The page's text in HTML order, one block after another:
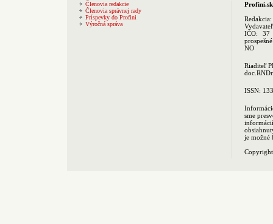
Členovia redakcie
Členovia správnej rady
Príspevky do Profini
Výročná správa
Profini.sk
Redakcia:
IČO: 37
NO
Riaditeľ
ISSN:
sme
je možné